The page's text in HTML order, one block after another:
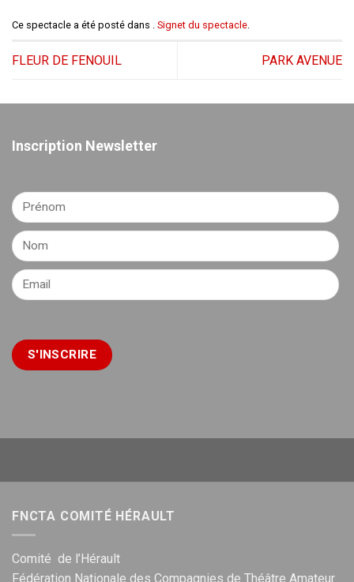
Ce spectacle a été posté dans . Signet du spectacle
FLEUR DE FENOUIL PARK AVENUE
Inscription Newsletter
FNCTA COMITÉ HÉRAULT
Comité de l’Hérault
Fédération Nationale des Compagnies de Théâtre Amateur